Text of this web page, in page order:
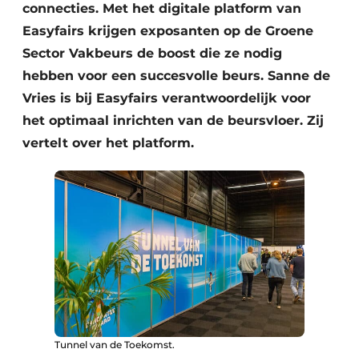
connecties. Met het digitale platform van
Easyfairs krijgen exposanten op de Groene
Sector Vakbeurs de boost die ze nodig
hebben voor een succesvolle beurs. Sanne de
Vries is bij Easyfairs verantwoordelijk voor
het optimaal inrichten van de beursvloer. Zij
vertelt over het platform.
Tunnel van de Toekomst.